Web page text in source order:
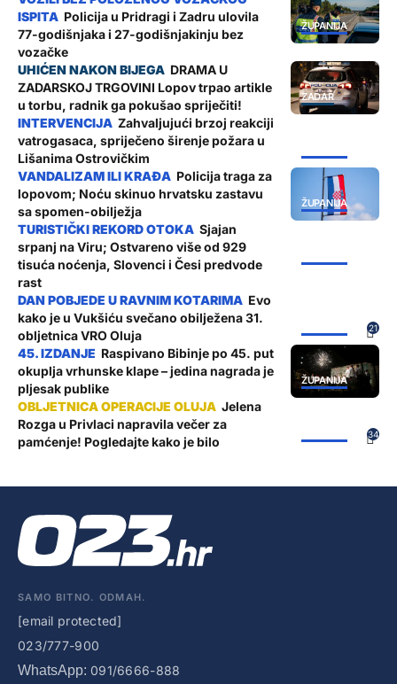
ŽUPANIJA
Policija u Pridragi i Zadru ulovila
77-godišnjaka i 27-godišnjakinju bez
vozačke
ZADAR
DRAMA U
ZADARSKOJ TRGOVINI Lopov trpao artikle
u torbu, radnik ga pokušao spriječiti!
Zahvaljujući brzoj reakciji
vatrogasaca, spriječeno širenje požara u
Lišanima Ostrovičkim
ŽUPANIJA
Policija traga za
lopovom; Noću skinuo hrvatsku zastavu
sa spomen-obilježja
Sjajan
srpanj na Viru; Ostvareno više od 929
tisuća noćenja, Slovenci i Česi predvode
rast
21
Evo
kako je u Vukšiću svečano obilježena 31.
obljetnica VRO Oluja
ŽUPANIJA
Raspivano Bibinje po 45. put
okuplja vrhunske klape – jedina nagrada je
pljesak publike
34
Jelena
Rozga u Privlaci napravila večer za
pamćenje! Pogledajte kako je bilo
SAMO BITNO. ODMAH.
[email protected]
023/777-900
WhatsApp: 091/6666-888